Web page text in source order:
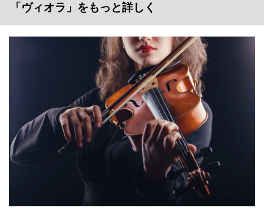
「ヴィオラ」をもっと詳しく